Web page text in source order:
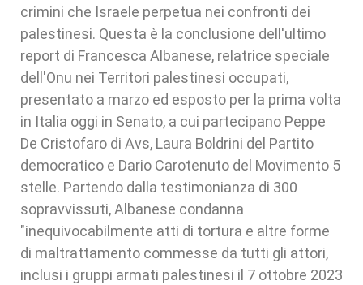
crimini che Israele perpetua nei confronti dei
palestinesi. Questa è la conclusione dell'ultimo
report di Francesca Albanese, relatrice speciale
dell'Onu nei Territori palestinesi occupati,
presentato a marzo ed esposto per la prima volta
in Italia oggi in Senato, a cui partecipano Peppe
De Cristofaro di Avs, Laura Boldrini del Partito
democratico e Dario Carotenuto del Movimento 5
stelle. Partendo dalla testimonianza di 300
sopravvissuti, Albanese condanna
"inequivocabilmente atti di tortura e altre forme
di maltrattamento commesse da tutti gli attori,
inclusi i gruppi armati palestinesi il 7 ottobre 2023